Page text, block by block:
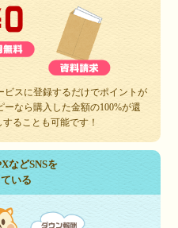
スに登録するだけでポイントが
なら購入した金額の100%が還
ることも可能です！
などSNSを
いる